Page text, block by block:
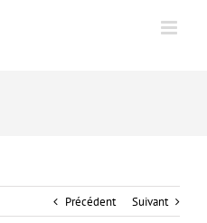
Précédent Suivant